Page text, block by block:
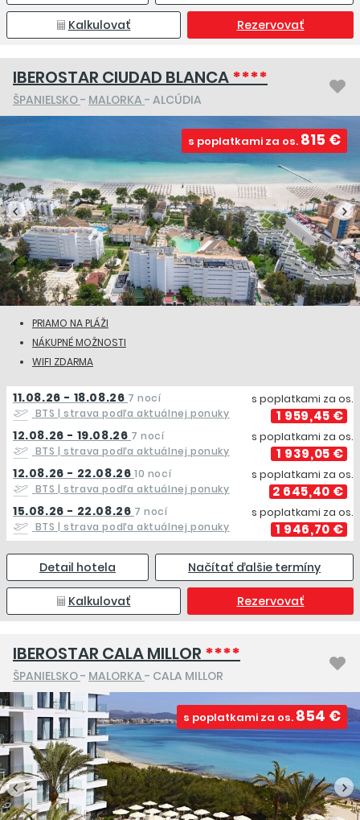
Kalkulovať Rezervovať
IBEROSTAR CIUDAD BLANCA****
ŠPANIELSKO- MALORKA - ALCÚDIA
s poplatkami za os. 815 €
PRIAMO NA PLÁŽI
NÁKUPNÉ MOŽNOSTI
WIFI ZDARMA
11.08.26 - 18.08.26 7 nocí
BTS| strava podľa aktuálnej ponuky
s poplatkami za os.
1 959,45 €
12.08.26 - 19.08.26 7 nocí
BTS| strava podľa aktuálnej ponuky
s poplatkami za os.
1 939,05 €
12.08.26 - 22.08.26 10 nocí
BTS| strava podľa aktuálnej ponuky
s poplatkami za os.
2 645,40 €
15.08.26 - 22.08.26 7 nocí
BTS| strava podľa aktuálnej ponuky
s poplatkami za os.
1 946,70 €
Detail hotela Načítať ďalšie termíny
Kalkulovať Rezervovať
IBEROSTAR CALA MILLOR ****
ŠPANIELSKO- MALORKA - CALA MILLOR
s poplatkami za os. 854 €